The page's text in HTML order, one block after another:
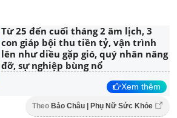
Từ 25 đến cuối tháng 2 âm lịch, 3
con giáp bội thu tiền tỷ, vận trình
lên như diều gặp gió, quý nhân nâng
đỡ, sự nghiệp bùng nổ
Xem thêm
Theo Bảo Châu | Phụ Nữ Sức Khỏe